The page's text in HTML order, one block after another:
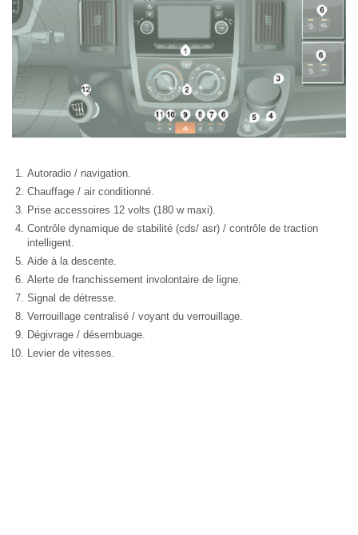
Autoradio / navigation.
Chauffage / air conditionné.
Prise accessoires 12 volts (180 w maxi).
Contrôle dynamique de stabilité (cds/ asr) / contrôle de traction
intelligent.
Aide à la descente.
Alerte de franchissement involontaire de ligne.
Signal de détresse.
Verrouillage centralisé / voyant du verrouillage.
Dégivrage / désembuage.
Levier de vitesses.